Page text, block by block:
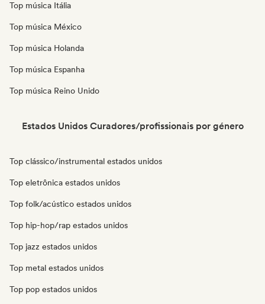
Top música Itália
Top música México
Top música Holanda
Top música Espanha
Top música Reino Unido
Estados Unidos Curadores/profissionais por género
Top clássico/instrumental estados unidos
Top eletrônica estados unidos
Top folk/acústico estados unidos
Top hip-hop/rap estados unidos
Top jazz estados unidos
Top metal estados unidos
Top pop estados unidos